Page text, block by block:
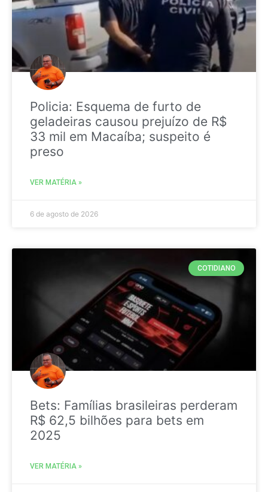
Policia: Esquema de furto de
geladeiras causou prejuízo de R$
33 mil em Macaíba; suspeito é
preso
VER MATÉRIA »
6 de agosto de 2026
COTIDIANO
Bets: Famílias brasileiras perderam
R$ 62,5 bilhões para bets em
2025
VER MATÉRIA »